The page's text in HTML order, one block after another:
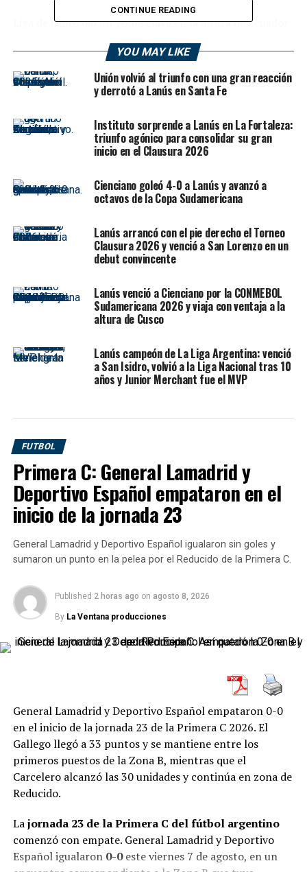
Liga de Quito dio un golpe clave en la altura de Ecuador
Granate en Casa Blanca, aseguró su boleto a los octavos
de final de la
CONMEBOL Libertadores 2026y terminó
de hundir al equipo argentino, que llegó con la
sin respuestas ofensivas.
Lanús había ganado 1-0 en La Fortaleza en el primer
inclinó la balanza a favor de Liga de Quito por el nuevo
sistema de desempate olímpico aplicado por
igualdad de puntos entre ambos, el resultado global del
enfrentamiento directo favoreció al equipo ecuatoriano
y dejó al Granate eliminado de la Libertadores antes de
disputar la última fecha.
El partido se resolvió en el tramo final. Un gol en contra
Leonel Quiñónez
, abrió el camino a los 73 minutos.
Luego, en tiempo de adición,Fernando Cornejodefinió
una gran jugada colectiva para sellar el 2-0 definitivo y
Lanús llegó obligado a sumar,
pero no pudo sostenerse
El contexto para Lanús era complejo desde la previa.
Después de la durísima goleada sufrida ante Always
Ready en El Alto, el equipo de
Mauricio Pellegrino
debía afrontar otro desafío en altura, esta vez en Quito,
a casi 2.800 metros sobre el nivel del mar. La necesidad
era clara: sumar al menos un punto para mantener
ventaja sobre Liga de Quito y llegar con vida a la última
jornada.
El Granate sabía que una derrota podía ser letal. Y lo
le quitó la ventaja que había construido en Buenos Aires
con el 1-0 de la tercera fecha. Con el criterio olímpico,
Liga pasó a estar por encima en el duelo directo y Lanús
quedó eliminado de la Copa Libertadores.
Ahora, el equipo argentino deberá enfocarse en
asegurar continuidad internacional en la CONMEBOL
Sudamericana. Para eso, necesita sumar al menos un
en los playoffs del segundo certamen continental.
Un primer tiempo parejo, con
CONTINUE READING
YOU MAY LIKE
Unión volvió al triunfo con una gran reacción
y derrotó a Lanús en Santa Fe
Instituto sorprende a Lanús en La Fortaleza:
triunfo agónico para consolidar su gran
inicio en el Clausura 2026
Cienciano goleó 4-0 a Lanús y avanzó a
octavos de la Copa Sudamericana
Lanús arrancó con el pie derecho el Torneo
Clausura 2026 y venció a San Lorenzo en un
debut convincente
Lanús venció a Cienciano por la CONMEBOL
Sudamericana 2026 y viaja con ventaja a la
altura de Cusco
Lanús campeón de La Liga Argentina: venció
a San Isidro, volvió a la Liga Nacional tras 10
años y Junior Merchant fue el MVP
FUTBOL
Primera C: General Lamadrid y
Deportivo Español empataron en el
inicio de la jornada 23
General Lamadrid y Deportivo Español igualaron sin goles y
sumaron un punto en la pelea por el Reducido de la Primera C.
Published 2 horas ago on agosto 8, 2026
By La Ventana producciones
General Lamadrid y Deportivo Español empataron 0-0
en el inicio de la jornada 23 de la Primera C 2026. El
Gallego llegó a 33 puntos y se mantiene entre los
primeros puestos de la Zona B, mientras que el
Carcelero alcanzó las 30 unidades y continúa en zona de
Reducido.
Lajornada 23 de la Primera C del fútbol argentino
comenzó con empate. General Lamadrid y Deportivo
Español igualaron 0-0este viernes 7 de agosto, en un